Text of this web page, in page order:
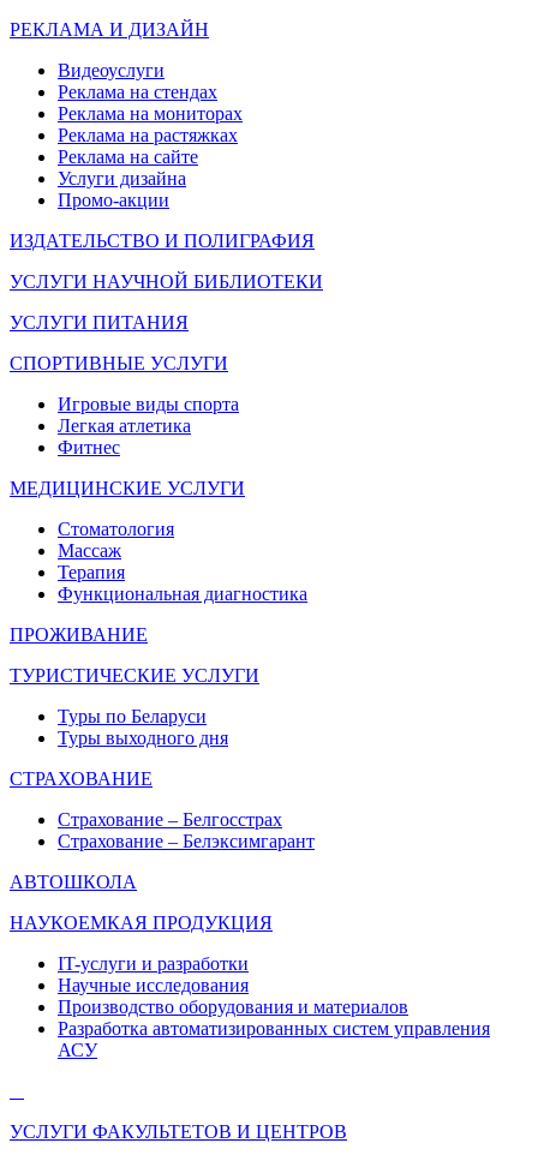
РЕКЛАМА И ДИЗАЙН
Видеоуслуги
Реклама на стендах
Реклама на мониторах
Реклама на растяжках
Реклама на сайте
Услуги дизайна
Промо-акции
ИЗДАТЕЛЬСТВО И ПОЛИГРАФИЯ
УСЛУГИ НАУЧНОЙ БИБЛИОТЕКИ
УСЛУГИ ПИТАНИЯ
СПОРТИВНЫЕ УСЛУГИ
Игровые виды спорта
Легкая атлетика
Фитнес
МЕДИЦИНСКИЕ УСЛУГИ
Стоматология
Массаж
Терапия
Функциональная диагностика
ПРОЖИВАНИЕ
ТУРИСТИЧЕСКИЕ УСЛУГИ
Туры по Беларуси
Туры выходного дня
СТРАХОВАНИЕ
Страхование – Белгосстрах
Страхование – Белэксимгарант
АВТОШКОЛА
НАУКОЕМКАЯ ПРОДУКЦИЯ
IT-услуги и разработки
Научные исследования
Производство оборудования и материалов
Разработка автоматизированных систем управления
АСУ
УСЛУГИ ФАКУЛЬТЕТОВ И ЦЕНТРОВ